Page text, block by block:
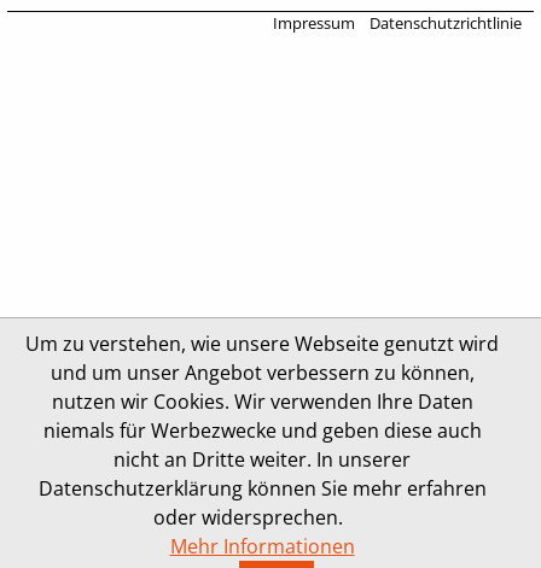
Datenschutzrichtlinie
Impressum
Um zu verstehen, wie unsere Webseite genutzt wird
und um unser Angebot verbessern zu können,
nutzen wir Cookies. Wir verwenden Ihre Daten
niemals für Werbezwecke und geben diese auch
nicht an Dritte weiter. In unserer
Datenschutzerklärung können Sie mehr erfahren
oder widersprechen.
Mehr Informationen